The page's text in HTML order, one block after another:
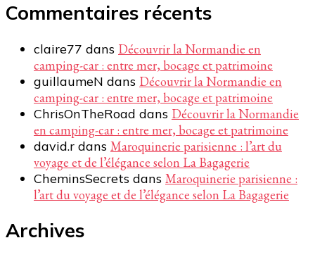
Commentaires récents
claire77 dans Découvrir la Normandie en
camping-car : entre mer, bocage et patrimoine
guillaumeN dans Découvrir la Normandie en
camping-car : entre mer, bocage et patrimoine
ChrisOnTheRoad dans Découvrir la Normandie
en camping-car : entre mer, bocage et patrimoine
david.r dans Maroquinerie parisienne : l’art du
voyage et de l’élégance selon La Bagagerie
CheminsSecrets dans Maroquinerie parisienne :
l’art du voyage et de l’élégance selon La Bagagerie
Archives